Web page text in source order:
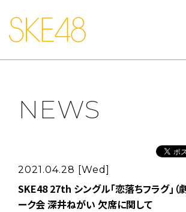
NEWS
2021.04.28 [Wed]
SKE48 27th シングル｢恋落ちフラグ｣（
ーク会 深井ねがい 欠席に関して